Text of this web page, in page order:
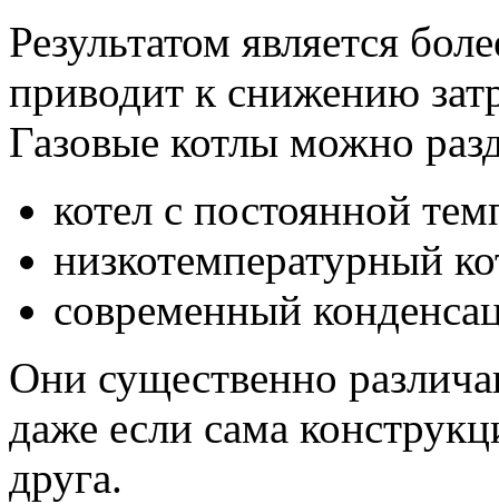
Результатом является
приводит к снижению
Газовые котлы можно
котел с постоянной
низкотемпературный
современный
Они существенно
даже если сама
друга.